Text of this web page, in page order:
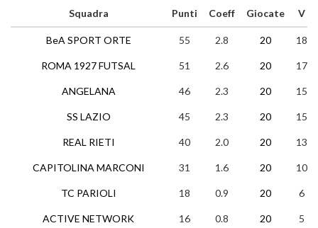
Squadra
BeA SPORT ORTE
ROMA 1927 FUTSAL
ANGELANA
SS LAZIO
REAL RIETI
CAPITOLINA MARCONI
TC PARIOLI
ACTIVE NETWORK
Punti Coeff Giocate V
55 2.8 20 18
51 2.6 20 17
46 2.3 20 15
45 2.3 20 15
40 2.0 20 13
31 1.6 20 10
18 0.9 20 6
16 0.8 20 5